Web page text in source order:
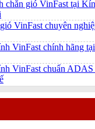
chắn gió VinFast tại
VinFast chuyên
VinFast chính hãng
VinFast chuẩn ADAS